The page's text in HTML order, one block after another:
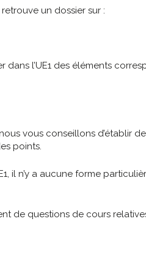
un dossier sur :
dans l’UE1 des éléments
nous vous conseillons d’établir
points.
il n’y a aucune forme
de questions de cours